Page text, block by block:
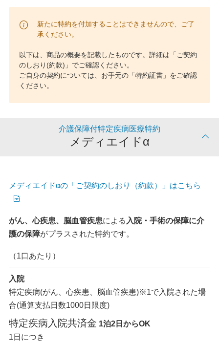
新たに特約を付加することはできませんので、ご了
承ください。
以下は、商品の概要を記載したものです。詳細は「ご契約
のしおり(約款)」でご確認ください。
ご自身の契約については、お手元の「特約証書」をご確認
ください。
介護保障付特定疾病医療特約
メディエイドα
メディエイドαの「ご契約のしおり（約款）」はこちら
がん、心疾患、脳血管疾患による 入院・手術の保障に介
護の保障がプラスされた特約です。
（1口あたり）
入院
特定疾病(がん、心疾患、脳血管疾患)※1で入院された場
合(通算支払日数1000日限度)
特定疾病入院共済金 1泊2日からOK
1日につき